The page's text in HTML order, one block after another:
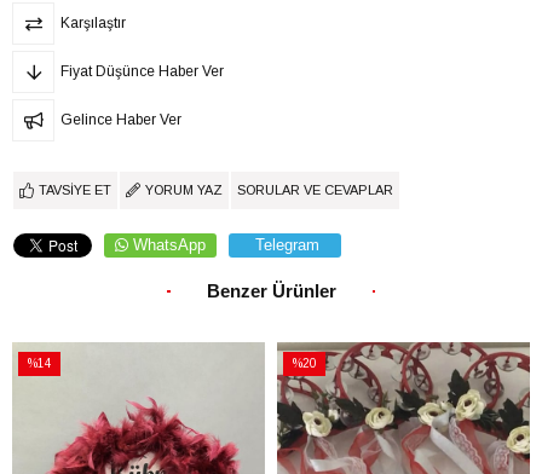
Karşılaştır
Fiyat Düşünce Haber Ver
Gelince Haber Ver
TAVSIYE ET YORUM YAZ SORULAR VE CEVAPLAR
WhatsApp Telegram
Benzer Ürünler
%14
%20
İndirim
%20İndirim